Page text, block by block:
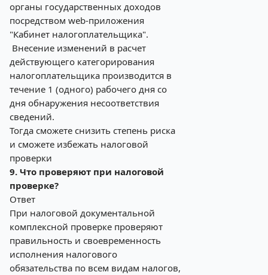
органы государственных доходов
посредством web-приложения
"Кабинет налогоплательщика".
Внесение изменений в расчет
действующего категорирования
налогоплательщика производится в
течение 1 (одного) рабочего дня со
дня обнаружения несоответствия
сведений.
Тогда сможете снизить степень риска
и сможете избежать налоговой
проверки
9. Что проверяют при налоговой
проверке?
Ответ
При налоговой документальной
комплексной проверке проверяют
правильность и своевременность
исполнения налогового
обязательства по всем видам налогов,